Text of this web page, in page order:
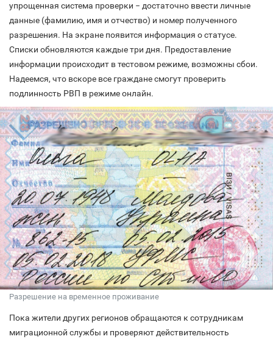
упрощенная система проверки − достаточно ввести личные
данные (фамилию, имя и отчество) и номер полученного
разрешения. На экране появится информация о статусе.
Списки обновляются каждые три дня. Предоставление
информации происходит в тестовом режиме, возможны сбои.
Надеемся, что вскоре все граждане смогут проверить
подлинность РВП в режиме онлайн.
Разрешение на временное проживание
Пока жители других регионов обращаются к сотрудникам
миграционной службы и проверяют действительность